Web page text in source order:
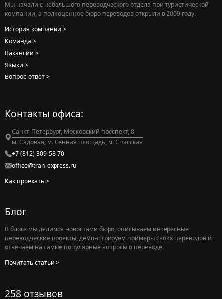
Мы начали с небольшого переводческого отдела при туристической
компании, а полноценное бюро переводов открыли в 2009 году.
История компании
Команда
Вакансии
Языки
Вопрос-ответ
Контакты офиса:
Санкт-Петербург, Московский проспект, 8
м. Садовая, м. Сенная площадь, м. Спасская
+7 (812) 309-58-70
office@tran-express.ru
Как проехать
Блог
В блоге мы делимся новостями бюро, описываем интересные
переводческие проекты, демонстрируем примеры своих переводов и
отвечаем на самые популярные вопросы о переводе.
Почитать статьи
258 отзывов